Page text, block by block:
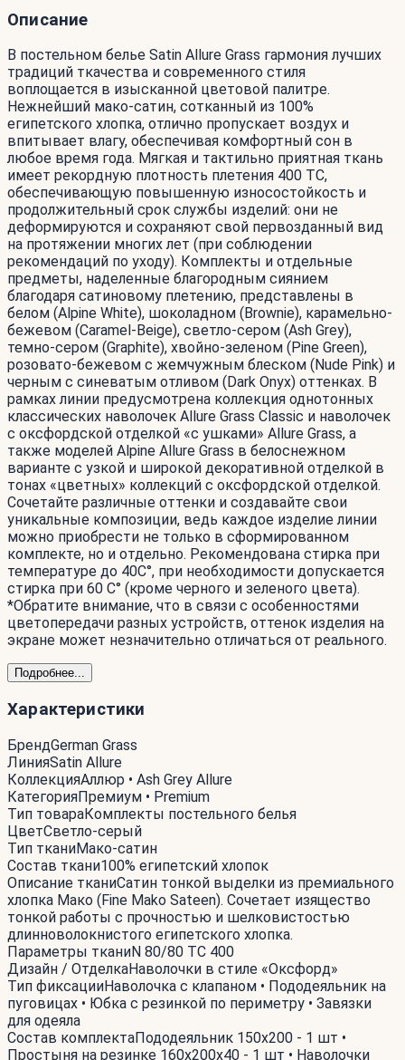
Описание
В постельном белье Satin Allure Grass гармония лучших
традиций ткачества и современного стиля
воплощается в изысканной цветовой палитре.
Нежнейший мако-сатин, сотканный из 100%
египетского хлопка, отлично пропускает воздух и
впитывает влагу, обеспечивая комфортный сон в
любое время года. Мягкая и тактильно приятная ткань
имеет рекордную плотность плетения 400 ТС,
обеспечивающую повышенную износостойкость и
продолжительный срок службы изделий: они не
деформируются и сохраняют свой первозданный вид
на протяжении многих лет (при соблюдении
рекомендаций по уходу). Комплекты и отдельные
предметы, наделенные благородным сиянием
благодаря сатиновому плетению, представлены в
белом (Alpine White), шоколадном (Brownie), карамельно-
бежевом (Caramel-Beige), светло-сером (Ash Grey),
темно-сером (Graphite), хвойно-зеленом (Pine Green),
розовато-бежевом с жемчужным блеском (Nude Pink) и
черным c синеватым отливом (Dark Onyx) оттенках. В
рамках линии предусмотрена коллекция однотонных
классических наволочек Allure Grass Classic и наволочек
с оксфордской отделкой «с ушками» Allure Grass, а
также моделей Alpine Allure Grass в белоснежном
варианте с узкой и широкой декоративной отделкой в
тонах «цветных» коллекций с оксфордской отделкой.
Сочетайте различные оттенки и создавайте свои
уникальные композиции, ведь каждое изделие линии
можно приобрести не только в сформированном
комплекте, но и отдельно. Рекомендована стирка при
температуре до 40С°, при необходимости допускается
стирка при 60 С° (кроме черного и зеленого цвета).
*Обратите внимание, что в связи с особенностями
цветопередачи разных устройств, оттенок изделия на
экране может незначительно отличаться от реального.
Подробнее...
Характеристики
БрендGerman Grass
ЛинияSatin Allure
КоллекцияАллюр • Ash Grey Allure
КатегорияПремиум • Premium
Тип товараКомплекты постельного белья
ЦветСветло-серый
Тип тканиМако-сатин
Состав ткани100% египетский хлопок
Описание тканиСатин тонкой выделки из премиального
хлопка Мако (Fine Mako Sateen). Сочетает изящество
тонкой работы с прочностью и шелковистостью
длинноволокнистого египетского хлопка.
Параметры тканиN 80/80 TC 400
Дизайн / ОтделкаНаволочки в стиле «Оксфорд»
Тип фиксацииНаволочка с клапаном • Пододеяльник на
пуговицах • Юбка с резинкой по периметру • Завязки
для одеяла
Состав комплектаПододеяльник 150x200 - 1 шт •
Простыня на резинке 160x200x40 - 1 шт • Наволочки